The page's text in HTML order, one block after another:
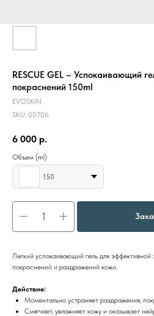
RESCUE GEL – Успокаивающий
покраснений 150ml
EVOSKIN
SKU: 00706
6 000 р.
Объем (ml)
150
Легкий успокаивающий гель для
покраснений и раздражений кожи.
Действие:
Моментально устраняет раздражения,
Смягчает, увлажняет кожу и оказывает